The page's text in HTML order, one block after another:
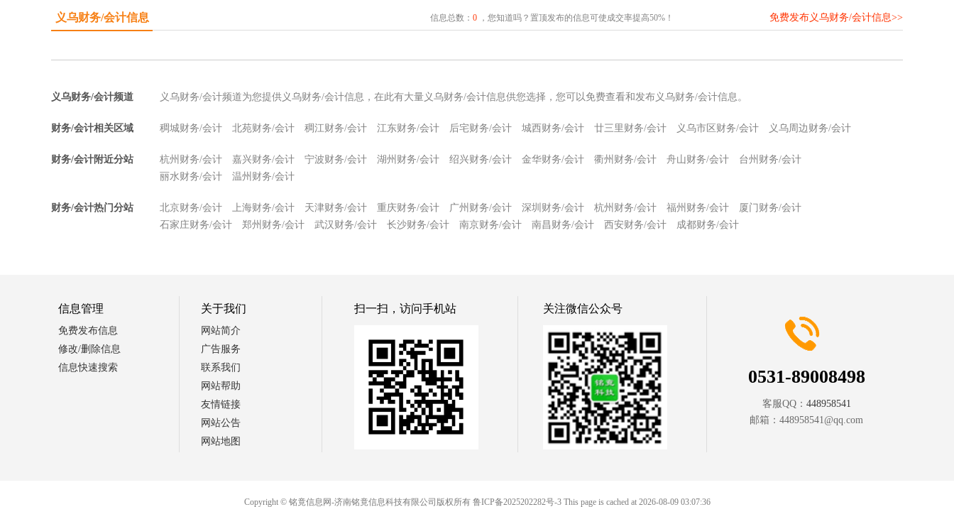
义乌财务/会计信息 信息总数： 0，您知道吗？置顶发布的信息可使成交率提高50%！ 免费发布义乌财务/会计信息>>
义乌财务/会计频道 义乌财务/会计频道为您提供义乌财务/会计信息，在此有大量义乌财务/会计信息供您选择，您可以免费查看和发布义乌财务/会计信息。
财务/会计相关区域 稠城财务/会计 北苑财务/会计 稠江财务/会计 江东财务/会计 后宅财务/会计 城西财务/会计 廿三里财务/会计 义乌市区财务/会计 义乌周边财务/会计
财务/会计附近分站 杭州财务/会计 嘉兴财务/会计 宁波财务/会计 湖州财务/会计 绍兴财务/会计 金华财务/会计 衢州财务/会计 舟山财务/会计
台州财务/会计
丽水财务/会计
温州财务/会计
财务/会计热门分站 北京财务/会计 上海财务/会计 天津财务/会计 重庆财务/会计 广州财务/会计 深圳财务/会计 杭州财务/会计 福州财务/会计
厦门财务/会计
石家庄财务/会计
郑州财务/会计 武汉财务/会计 长沙财务/会计 南京财务/会计 南昌财务/会计 西安财务/会计 成都财务/会计
信息管理
免费发布信息
修改/删除信息
信息快速搜索
关于我们
网站简介
广告服务
联系我们
网站帮助
友情链接
网站公告
网站地图
扫一扫，访问手机站 关注微信公众号
0531-89008498
客服QQ： 448958541
邮箱： 448958541@qq.com
Copyright © 铭竟信息网-济南铭竟信息科技有限公司版权所有 鲁ICP备2025202282号-3 This page is cached at 2026-08-09 03:07:36